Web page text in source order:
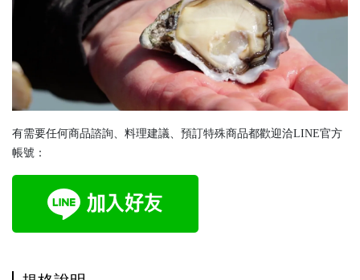
有需要任何商品諮詢、料理建議、預訂特殊商品都歡迎洽LINE官方
帳號：